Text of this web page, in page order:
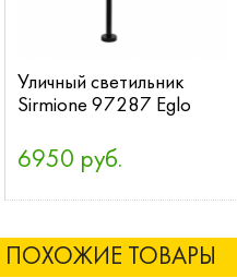
Уличный светильник
Sirmione 97287 Eglo
6950 руб.
ПОХОЖИЕ ТОВАРЫ